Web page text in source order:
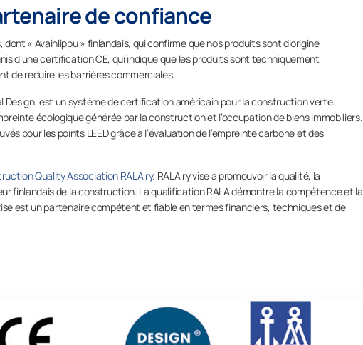
de confiance
« Avainlippu » finlandais, qui confirme que nos produits sont d’origine
d’une certification CE, qui indique que les produits sont techniquement
de réduire les barrières commerciales.
Design, est un système de certification américain pour la construction verte.
écologique générée par la construction et l’occupation de biens immobiliers.
pour les points LEED grâce à l’évaluation de l’empreinte carbone et des
Quality Association RALA ry. RALA ry vise à promouvoir la qualité, la
finlandais de la construction. La qualification RALA démontre la compétence et la
est un partenaire compétent et fiable en termes financiers, techniques et de